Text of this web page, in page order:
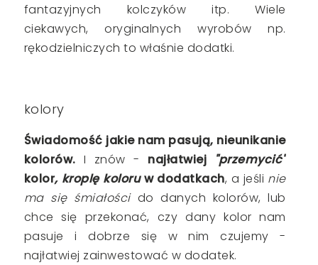
fantazyjnych kolczyków itp. Wiele
ciekawych, oryginalnych wyrobów np.
rękodzielniczych to właśnie dodatki.
kolory
Świadomość jakie nam pasują, nieunikanie
kolorów. I znów - najłatwiej
"przemycić"
kolor, kroplę koloruw dodatkach, a jeśli nie
ma się śmiałoścido danych kolorów, lub
chce się przekonać, czy dany kolor nam
pasuje i dobrze się w nim czujemy -
najłatwiej zainwestować w dodatek.